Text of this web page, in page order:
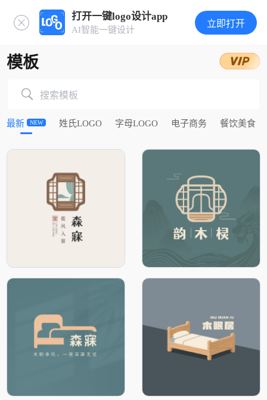
打开一键logo设计app
AI智能一键设计
立即打开
模板
搜索模板
最新 NEW 姓氏LOGO 字母LOGO 电子商务 餐饮美食